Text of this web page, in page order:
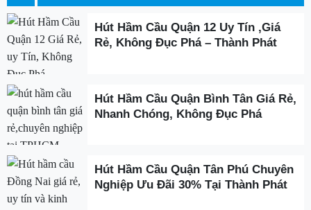
Hút Hầm Cầu Quận 12 Uy Tín ,Giá
Rẻ, Không Đục Phá – Thành Phát
Hút Hầm Cầu Quận Bình Tân Giá Rẻ,
Nhanh Chóng, Không Đục Phá
Hút Hầm Cầu Quận Tân Phú Chuyên
Nghiệp Ưu Đãi 30% Tại Thành Phát